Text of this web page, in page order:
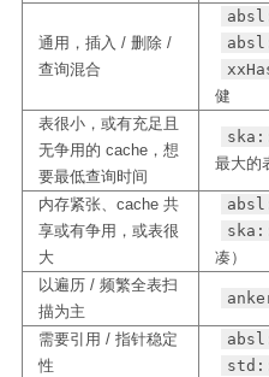
通用，插入 / 删除 /
查询混合
健
表很小，或有充足且
无争用的 cache，想
要最低查询时间
最大的
内存紧张、cache 共
享或有争用，或表很
大
凑）
以遍历 / 频繁全表扫
描为主
需要引用 / 指针稳定
性